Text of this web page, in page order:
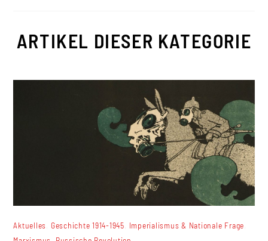
ARTIKEL DIESER KATEGORIE
Aktuelles Geschichte 1914-1945 Imperialismus & Nationale Frage